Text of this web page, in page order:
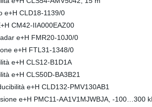
e+H CLD18-1139/0
CM42-IIA000EAZ00
e+H FMR20-10J0/0
e+H FTL31-1348/0
e+H CLS12-B1D1A
e+H CLS50D-BA3B21
e+H CLD132-PMV130AB1
e+H PMC11-AA1V1MJWBJA, -100…300